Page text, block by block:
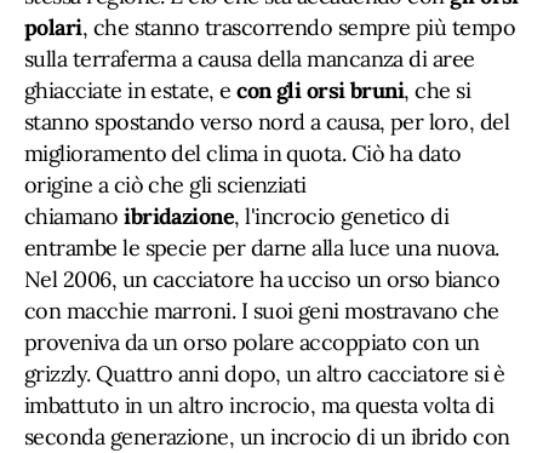
polari, che stanno trascorrendo sempre più tempo
sulla terraferma a causa della mancanza di aree
ghiacciate in estate, e con gli orsi bruni, che si
stanno spostando verso nord a causa, per loro, del
miglioramento del clima in quota. Ciò ha dato
origine a ciò che gli scienziati
chiamano ibridazione, l'incrocio genetico di
entrambe le specie per darne alla luce una nuova.
Nel 2006, un cacciatore ha ucciso un orso bianco
con macchie marroni. I suoi geni mostravano che
proveniva da un orso polare accoppiato con un
grizzly. Quattro anni dopo, un altro cacciatore si è
imbattuto in un altro incrocio, ma questa volta di
seconda generazione, un incrocio di un ibrido con